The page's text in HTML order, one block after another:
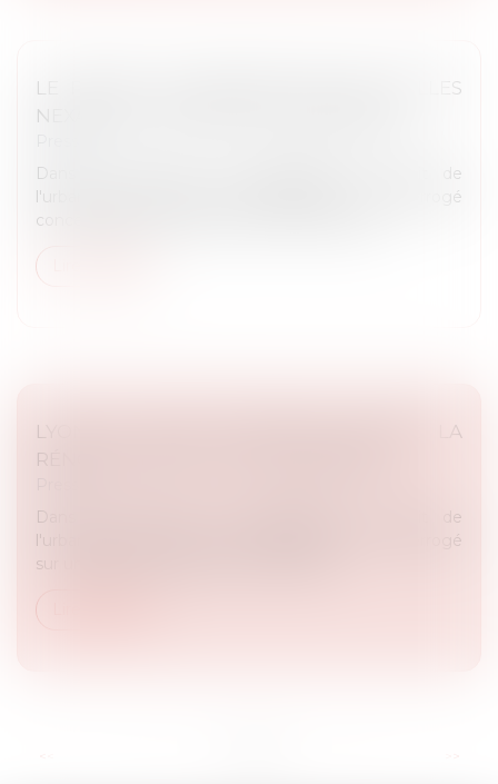
LE PROJET DE RÉNOVATION DES HALLES
NEXANS À LYON IRRITE LES RIVERAINS
Dans le cadre de sa compétence en droit de
l'urbanisme, Maître Rémy DANDAN a été interrogé
concernant la rénovation de la friche Nexans...
LYON 7E. DEUX PÉTITIONS CONTRE LA
RÉNOVATION DE LA FRICHE NEXANS
Dans le cadre de sa compétence en droit de
l'urbanisme, Maître Rémy DANDAN a été interrogé
sur un dossier du cabinet concernant la...